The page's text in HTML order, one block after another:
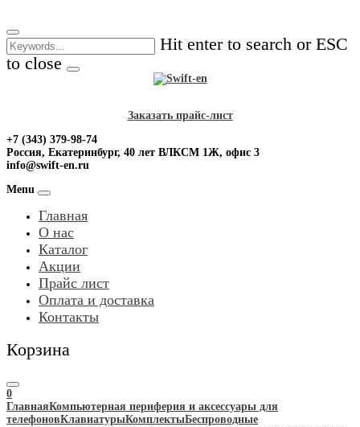
to
content
Hit enter to search or ESC
to close
Заказать прайс-лист
+7 (343) 379-98-74
Россия, Екатеринбург, 40 лет ВЛКСМ 1Ж, офис 3
info@swift-en.ru
Menu
Главная
О нас
Каталог
Акции
Прайс лист
Оплата и доставка
Контакты
Корзина
0
ГлавнаяКомпьютерная периферия и аксессуары для
телефоновКлавиатурыКомплектыБеспроводные